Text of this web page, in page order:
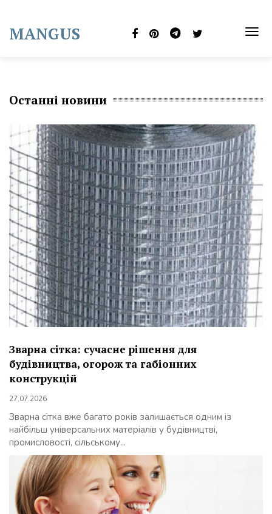
content
MANGUS
Останні новини
Зварна сітка: сучасне рішення для
будівництва, огорож та габіонних
конструкцій
27.07.2026
Зварна сітка вже багато років залишається одним із
найбільш універсальних матеріалів у будівництві,
промисловості, сільському...